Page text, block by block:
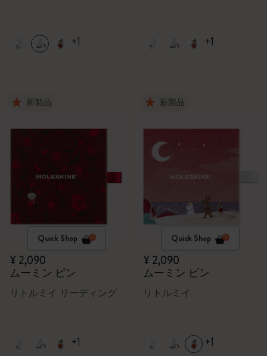
+1 +1
新製品
Quick Shop
¥ 2,090
ムーミン ピン
リトルミイ リーディング
+1
新製品
Quick Shop
¥ 2,090
ムーミン ピン
リトルミイ
+1